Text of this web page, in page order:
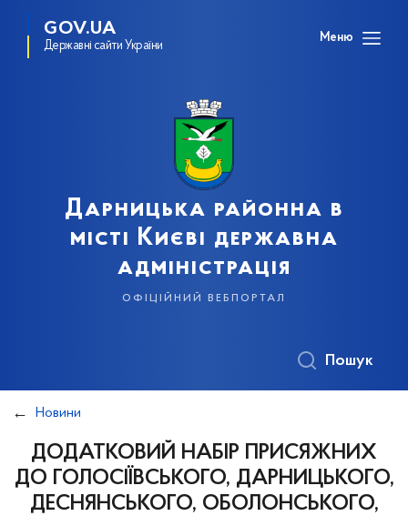
GOV.UA
Державні сайти України
Меню
Дарницька районна в
місті Києві державна
адміністрація
офіційний вебпортал
Пошук
Новини
ДОДАТКОВИЙ НАБІР ПРИСЯЖНИХ
ДО ГОЛОСІЇВСЬКОГО, ДАРНИЦЬКОГО,
ДЕСНЯНСЬКОГО, ОБОЛОНСЬКОГО,